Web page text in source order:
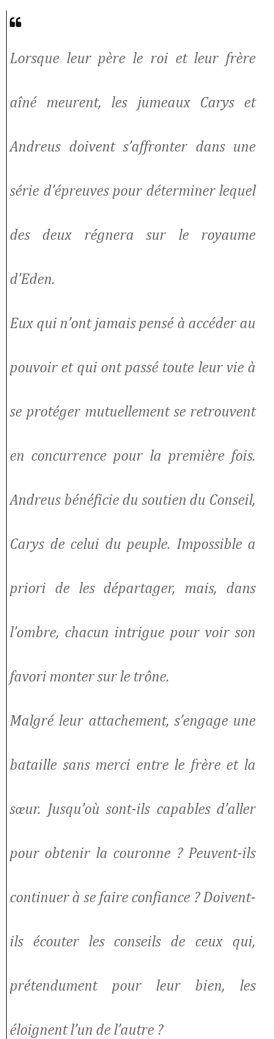
Lorsque leur père le roi et leur frère
aîné meurent, les jumeaux Carys et
Andreus doivent s’affronter dans une
série d’épreuves pour déterminer lequel
des deux régnera sur le royaume
d’Eden.
Eux qui n’ont jamais pensé à accéder au
pouvoir et qui ont passé toute leur vie à
se protéger mutuellement se retrouvent
en concurrence pour la première fois.
Andreus bénéficie du soutien du Conseil,
Carys de celui du peuple. Impossible a
priori de les départager, mais, dans
l’ombre, chacun intrigue pour voir son
favori monter sur le trône.
Malgré leur attachement, s’engage une
bataille sans merci entre le frère et la
sœur. Jusqu’où sont-ils capables d’aller
pour obtenir la couronne ? Peuvent-ils
continuer à se faire confiance ? Doivent-
ils écouter les conseils de ceux qui,
prétendument pour leur bien, les
éloignent l’un de l’autre ?